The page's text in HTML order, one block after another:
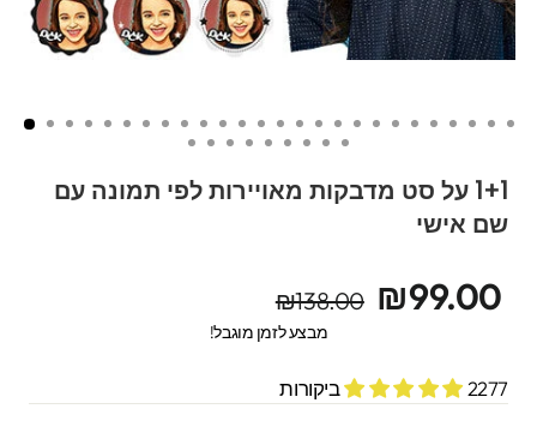
1+1 על סט מדבקות מאויירות לפי תמונה עם
שם אישי
מחיר
מקורי
מחיר
מבצע
₪99.00
₪138.00
מבצע לזמן מוגבל!
2277 ביקורות